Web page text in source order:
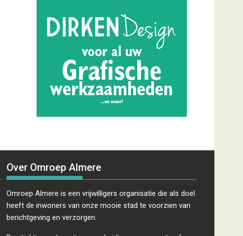
Over Omroep Almere
Omroep Almere is een vrijwilligers organisatie die als doel
heeft de inwoners van onze mooie stad te voorzien van
berichtgeving en verzorgen.